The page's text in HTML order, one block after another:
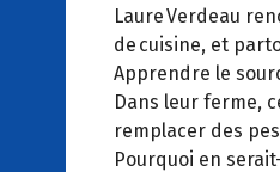
Laure Verdeau
de cuisine, et
Apprendre le
Dans leur ferme,
remplacer des
Pourquoi en